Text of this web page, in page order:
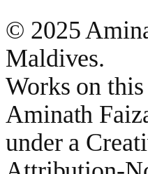
© 2025
Maldives.
Works on
Aminath
under a